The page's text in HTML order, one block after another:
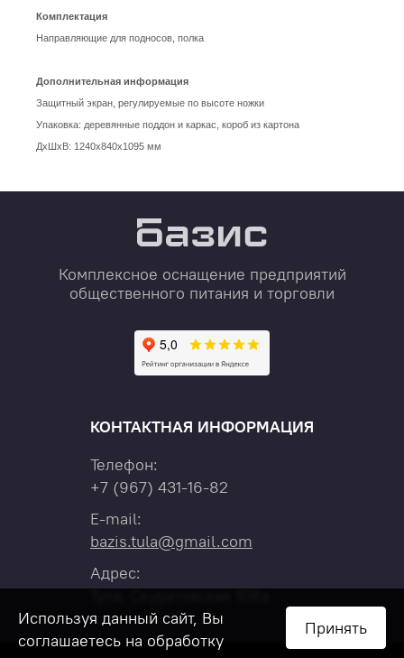
Комплектация
Направляющие для подносов, полка
Дополнительная информация
Защитный экран, регулируемые по высоте ножки
Упаковка: деревянные поддон и каркас, короб из картона
ДxШxВ: 1240х840х1095 мм
Комплексное оснащение предприятий
общественного питания и торговли
КОНТАКТНАЯ ИНФОРМАЦИЯ
Телефон:
+7 (967) 431-16-82
E-mail:
bazis.tula@gmail.com
Адрес:
Тула, Скуратовская 108а
Используя данный сайт, Вы
соглашаетесь на обработку
Принять